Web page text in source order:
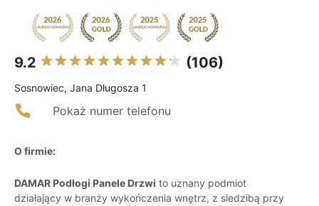
9.2 (106)
Sosnowiec, Jana Długosza 1
Pokaż numer telefonu
O firmie:
DAMAR Podłogi Panele Drzwi to uznany podmiot
działający w branży wykończenia wnętrz, z siedzibą przy